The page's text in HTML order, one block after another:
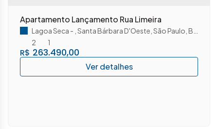
Apartamento Lançamento Rua Limeira
R$ 263.490,00
Lagoa Seca Santa Bárbara D'Oeste São Paulo Brasil
2
1